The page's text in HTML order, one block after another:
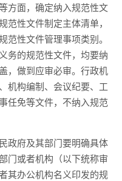
方面，确定纳入规范性文
性文件制定主体清单，
范性文件管理事项类别。
务的规范性文件，均要纳
，做到应审必审。行政机
机构编制、会议纪要、工
任免等文件，不纳入规范
政府及其部门要明确具体
门或者机构（以下统称审
其办公机构名义印发的规